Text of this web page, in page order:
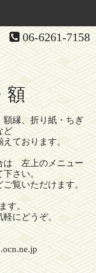
06-6261-7158
額
縁、折り紙・ちぎ
ど
ております。
は 左上のメニュー
下さい。
覧いただけます。
す。
軽にどうぞ。